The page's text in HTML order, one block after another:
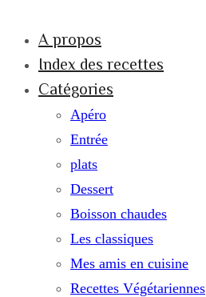
A propos
Index des recettes
Catégories
Apéro
Entrée
plats
Dessert
Boisson chaudes
Les classiques
Mes amis en cuisine
Recettes Végétariennes